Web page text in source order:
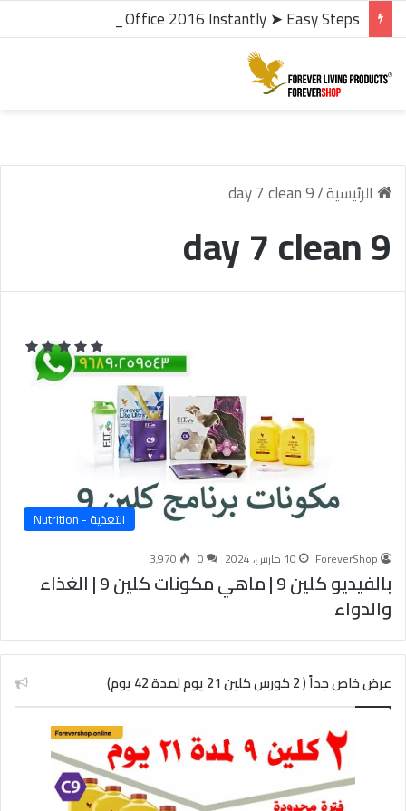
الرئيسية/
day 7 clean 9
day 7 clean 9
التغذية - Nutrition
ForeverShop 10 مارس، 2024 0 3٬970
بالفيديو كلين 9 | ماهي مكونات كلين 9 | الغذاء
والدواء
عرض خاص جداً ( 2 كورس كلين 21 يوم لمدة 42 يوم)